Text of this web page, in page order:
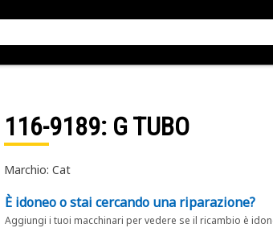
116-9189: G TUBO
Marchio: Cat
È idoneo o stai cercando una riparazione?
Aggiungi i tuoi macchinari per vedere se il ricambio è